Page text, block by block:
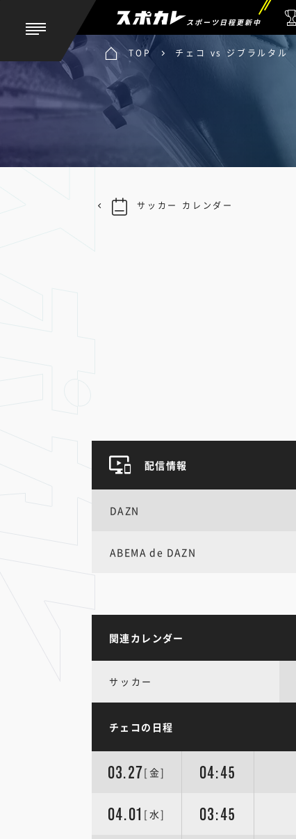
スポーツ日程更新中
TOP チェコ vs ジブラルタル
サッカー カレンダー
配信情報
DAZN
ABEMA de DAZN
関連カレンダー
サッカー
チェコの日程
03.27[金] 04:45
04.01 [水] 03:45